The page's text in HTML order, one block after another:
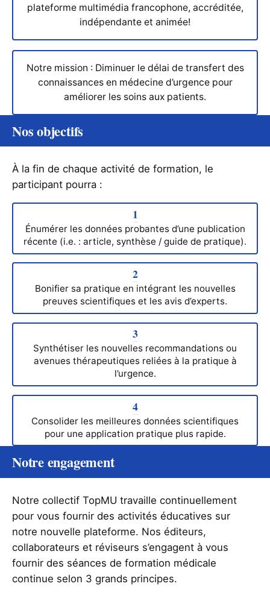
plateforme multimédia francophone, accréditée,
indépendante et animée!
Notre mission : Diminuer le délai de transfert des
connaissances en médecine d’urgence pour
améliorer les soins aux patients.
Nos objectifs
À la fin de chaque activité de formation, le
participant pourra :
1
Énumérer les données probantes d’une publication
récente (i.e. : article, synthèse / guide de pratique).
2
Bonifier sa pratique en intégrant les nouvelles
preuves scientifiques et les avis d’experts.
3
Synthétiser les nouvelles recommandations ou
avenues thérapeutiques reliées à la pratique à
l’urgence.
4
Consolider les meilleures données scientifiques
pour une application pratique plus rapide.
Notre engagement
Notre collectif TopMU travaille continuellement
pour vous fournir des activités éducatives sur
notre nouvelle plateforme. Nos éditeurs,
collaborateurs et réviseurs s’engagent à vous
fournir des séances de formation médicale
continue selon 3 grands principes.